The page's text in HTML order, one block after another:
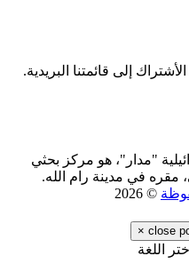
إلى قائمتنا البريدية.
"مدار"، هو مركز بحثي
في مدينة رام الله.
© 2026
×